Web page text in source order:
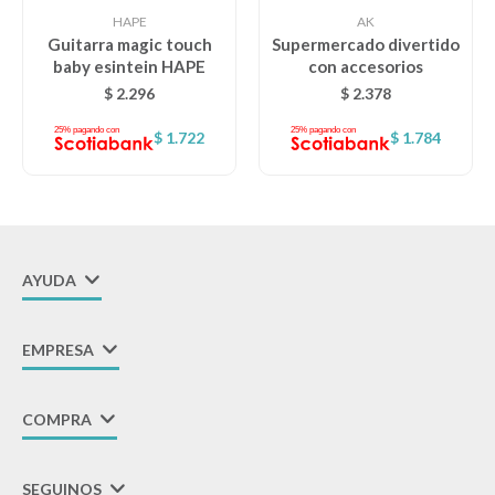
HAPE
Guitarra magic touch
baby esintein HAPE
$ 2.296
$ 1.722
AK
Supermercado divertido
con accesorios
$ 2.378
$ 1.784
AYUDA
EMPRESA
COMPRA
SEGUINOS
Lentes
Nuevos